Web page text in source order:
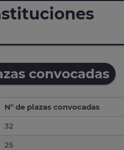
convocadas
Nº de plazas convocadas
32
25